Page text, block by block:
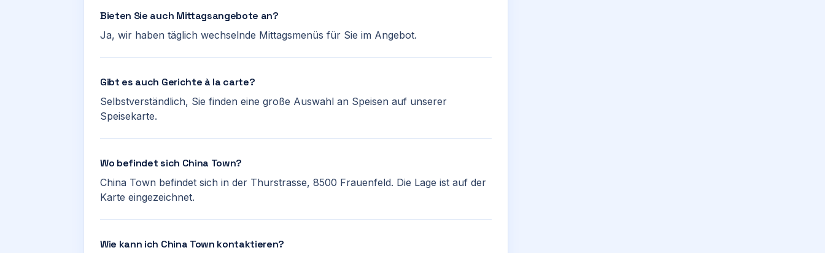
Bieten Sie auch Mittagsangebote an?
Ja, wir haben täglich wechselnde Mittagsmenüs für Sie im Angebot.
Gibt es auch Gerichte à la carte?
Selbstverständlich, Sie finden eine große Auswahl an Speisen auf unserer
Speisekarte.
Wo befindet sich China Town?
China Town befindet sich in der Thurstrasse, 8500 Frauenfeld. Die Lage ist auf der
Karte eingezeichnet.
Wie kann ich China Town kontaktieren?